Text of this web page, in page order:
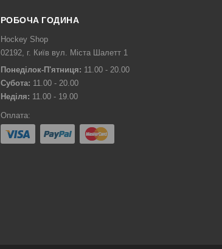
РОБОЧА ГОДИНА
Hockey Shop
02192, г. Київ вул. Міста Шалетт 1
Понеділок-П'ятниця: 11.00 - 20.00
Субота: 11.00 - 20.00
Неділя: 11.00 - 19.00
Оплата: